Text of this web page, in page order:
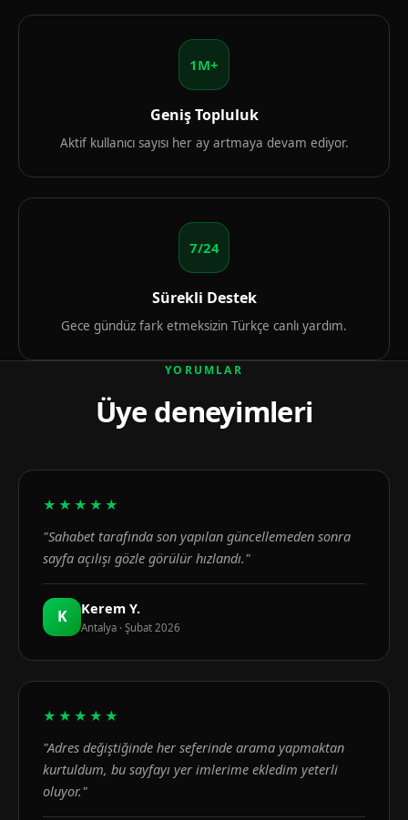
1M+
Geniş Topluluk
Aktif kullanıcı sayısı her ay artmaya devam ediyor.
7/24
Sürekli Destek
Gece gündüz fark etmeksizin Türkçe canlı yardım.
YORUMLAR
Üye deneyimleri
★★★★★
"Sahabet tarafında son yapılan güncellemeden sonra
sayfa açılışı gözle görülür hızlandı."
K Kerem Y.
Antalya · Şubat 2026
★★★★★
"Adres değiştiğinde her seferinde arama yapmaktan
kurtuldum, bu sayfayı yer imlerime ekledim yeterli
oluyor."